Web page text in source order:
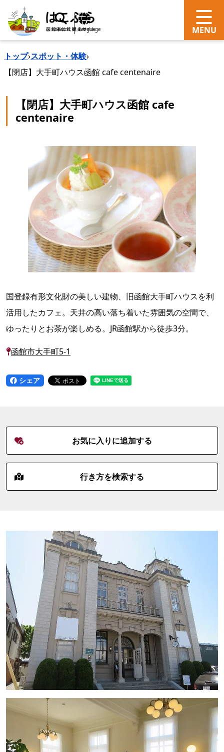
search Language
トップ›スポット・体験›
【閉店】大手町ハウス函館 cafe centenaire
【閉店】大手町ハウス函館 cafe
centenaire
国登録有形文化財の美しい建物、旧函館大手町ハウスを利
活用したカフェ。天井の高い落ち着いた雰囲気の空間で、
ゆったりとお茶が楽しめる。JR函館駅から徒歩3分。
函館市大手町5-1
シェア
お気に入りに追加する
行き方を検索する